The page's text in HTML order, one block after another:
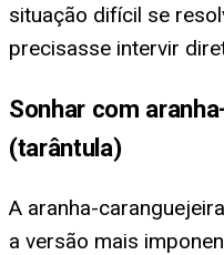
situação difícil se
precisasse intervir
Sonhar com
(tarântula)
A aranha-
a versão mais